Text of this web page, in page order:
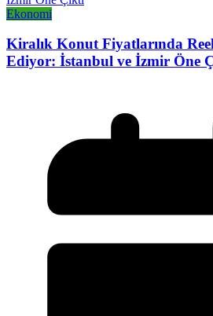
Ekonomi
Kiralık Konut Fiyatlarında
Ediyor: İstanbul ve İzmir Öne